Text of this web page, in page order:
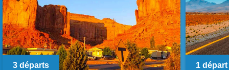
3 départs 1 départ